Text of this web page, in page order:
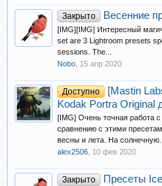
Закрыто Весенние
[IMG][IMG] Интересный
set are 3 Lightroom presets
sessions. The...
Nobo 15 апр 2020
Доступно
[Mastin
Kodak Portra Original
[IMG] Очень точная работа
сравнению с этими
весны и лета. На солнечную...
alex2506 10 фев 2020
Закрыто
Пресеты